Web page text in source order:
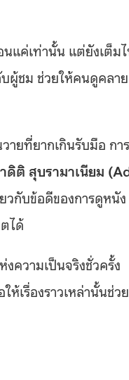
แค่เท่านั้น แต่ยังเต็ม
บผู้ชม ช่วยให้คนดูคลาย
ายที่ยากเกินรับมือ การ
ดิติ สุบรามาเนียม
วกับข้อดีของการดูหนัง
ได้
ความเป็นจริงชั่วครั้ง
ห้เรื่องราวเหล่านั้นช่วย